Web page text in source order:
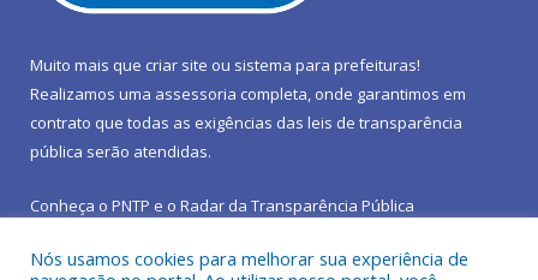
Muito mais que criar site ou sistema para prefeituras!
Realizamos uma assessoria completa, onde garantimos em
contrato que todas as exigências das leis de transparência
pública serão atendidas.
Conheça o PNTP e o Radar da Transparência Pública
Nós usamos cookies para melhorar sua experiência de